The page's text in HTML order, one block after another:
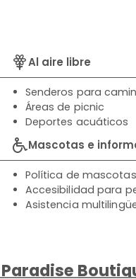
Al aire libre
Senderos para
Áreas de picnic
Deportes acuáticos
Mascotas e
Política de mascotas
Accesibilidad para
Asistencia